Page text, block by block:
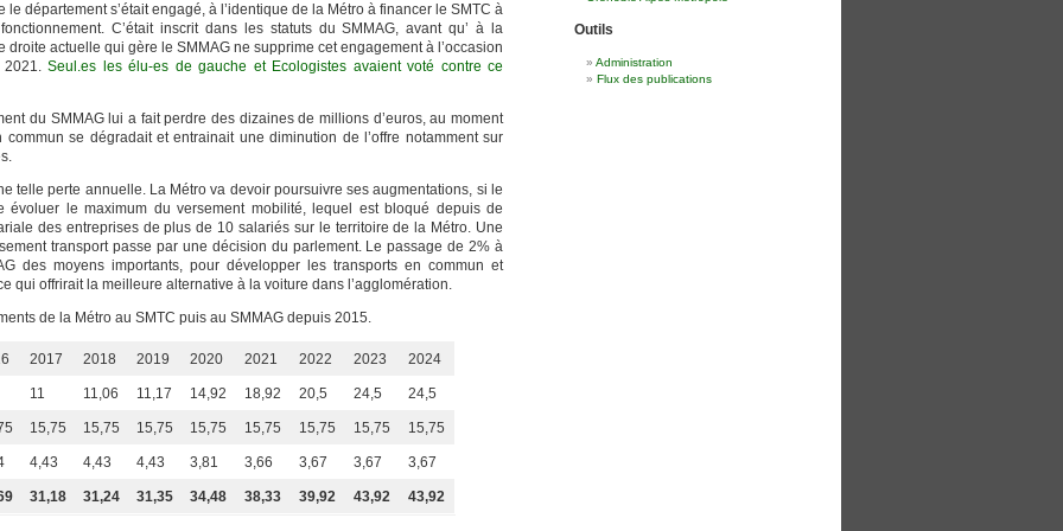
le département s’était engagé, à l’identique de la Métro à financer le SMTC à
C’était inscrit dans les statuts du SMMAG, avant qu’ à la
actuelle qui gère le SMMAG ne supprime cet engagement à l’occasion
Seul.es les élu-es de gauche et Ecologistes avaient voté contre ce
du SMMAG lui a fait perdre des dizaines de millions d’euros, au moment
se dégradait et entrainait une diminution de l’offre notamment sur
telle perte annuelle. La Métro va devoir poursuivre ses augmentations, si le
évoluer le maximum du versement mobilité, lequel est bloqué depuis de
des entreprises de plus de 10 salariés sur le territoire de la Métro. Une
transport passe par une décision du parlement. Le passage de 2% à
des moyens importants, pour développer les transports en commun et
qui offrirait la meilleure alternative à la voiture dans l’agglomération.
de la Métro au SMTC puis au SMMAG depuis 2015.
2017 2018 2019 2020 2021 2022 2023 2024
11 11,06 11,17 14,92 18,92 20,5 24,5 24,5
15,75 15,75 15,75 15,75 15,75 15,75 15,75 15,75
4,43 4,43 4,43 3,81 3,66 3,67 3,67 3,67
31,18 31,24 31,35 34,48 38,33 39,92 43,92 43,92
Outils
Administration
Flux des publications